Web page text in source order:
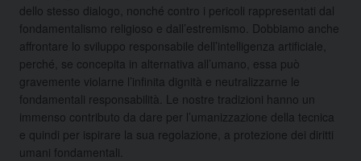
dello stesso dialogo, nonché contro i pericoli rappresentati dal
fondamentalismo religioso e dall’estremismo. Dobbiamo anche
affrontare lo sviluppo responsabile dell’intelligenza artificiale,
perché, se concepita in alternativa all’umano, essa può
gravemente violarne l’infinita dignità e neutralizzarne le
fondamentali responsabilità. Le nostre tradizioni hanno un
immenso contributo da dare per l’umanizzazione della tecnica
e quindi per ispirare la sua regolazione, a protezione dei diritti
umani fondamentali.